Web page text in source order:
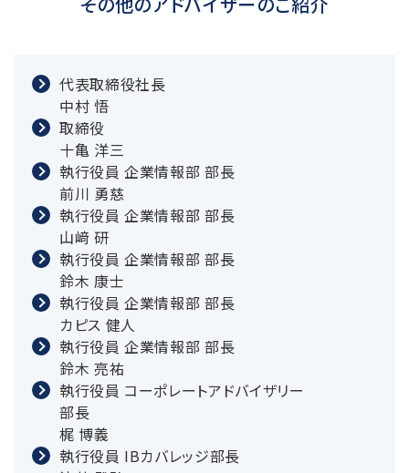
代表取締役社長
中村 悟
取締役
十亀 洋三
執行役員 企業情報部 部長
前川 勇慈
執行役員 企業情報部 部長
山﨑 研
執行役員 企業情報部 部長
鈴木 康士
執行役員 企業情報部 部長
カピス 健人
執行役員 企業情報部 部長
鈴木 亮祐
執行役員 コーポレートアドバイザリー
部長
梶 博義
執行役員 IBカバレッジ部長